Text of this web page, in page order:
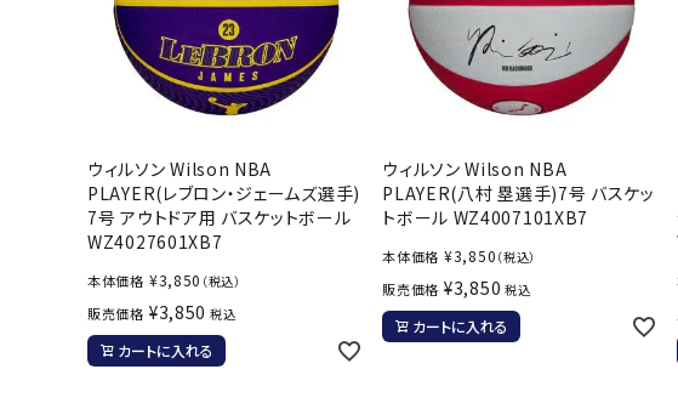
ウイメ
ジュニ
サッカ
サッカ
グシュ
ジュニ
レーニ
野球ス
少年野
バス
INFORMATIOM
メルマガ登録
特定商取引法
プライバシーポリシー
ウィルソン Wilson NBA
PLAYER(レブロン・ジェームズ選手)
7号 アウトドア用 バスケットボール
WZ4027601XB7
本体価格 ¥3,850 （税込）
販売価格 ¥3,850 税込
カートに入れる
ウィルソン Wilson NBA
PLAYER(八村 塁選手)7号 バスケッ
トボール WZ4007101XB7
本体価格 ¥3,850 （税込）
販売価格 ¥3,850 税込
カートに入れる